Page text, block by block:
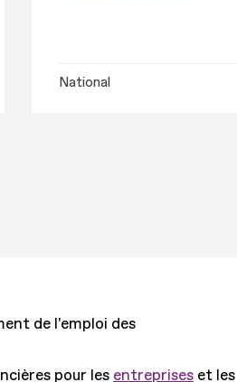
National
de l'emploi des
pour les entreprises et les